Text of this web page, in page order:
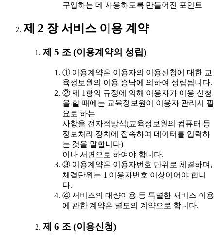
구입하는 데 사용하도록 만들어진 포인트
제 2 장 서비스 이용 계약
제 5 조 (이용계약의 성립)
① 이용계약은 이용자의 이용신청에 대한 교
육정보원의 이용 승낙에 의하여 성립됩니다.
② 제 1항의 규정에 의해 이용자가 이용 신청
을 할 때에는 교육정보원이 이용자 관리시 필
요로 하는
사항을 전자적방식(교육정보원의 컴퓨터 등
정보처리 장치에 접속하여 데이터를 입력하
는 것을 말합니다)
이나 서면으로 하여야 합니다.
③ 이용계약은 이용자번호 단위로 체결하며,
체결단위는 1 이용자번호 이상이어야 합니
다.
④ 서비스의 대량이용 등 특별한 서비스 이용
에 관한 계약은 별도의 계약으로 합니다.
제 6 조 (이용신청)